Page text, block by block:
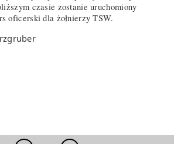
czasie zostanie uruchomiony
oficerski dla żołnierzy TSW.